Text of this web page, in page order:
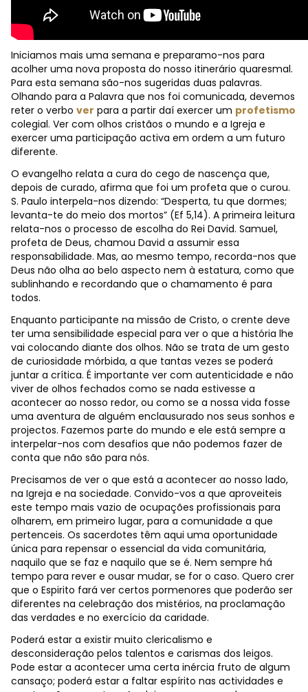
Iniciamos mais uma semana e preparamo-nos para
acolher uma nova proposta do nosso itinerário quaresmal.
Para esta semana são-nos sugeridas duas palavras.
Olhando para a Palavra que nos foi comunicada, devemos
reter o verbo ver para a partir daí exercer um profetismo
colegial. Ver com olhos cristãos o mundo e a Igreja e
exercer uma participação activa em ordem a um futuro
diferente.
O evangelho relata a cura do cego de nascença que,
depois de curado, afirma que foi um profeta que o curou.
S. Paulo interpela-nos dizendo: “Desperta, tu que dormes;
levanta-te do meio dos mortos” (Ef 5,14). A primeira leitura
relata-nos o processo de escolha do Rei David. Samuel,
profeta de Deus, chamou David a assumir essa
responsabilidade. Mas, ao mesmo tempo, recorda-nos que
Deus não olha ao belo aspecto nem à estatura, como que
sublinhando e recordando que o chamamento é para
todos.
Enquanto participante na missão de Cristo, o crente deve
ter uma sensibilidade especial para ver o que a história lhe
vai colocando diante dos olhos. Não se trata de um gesto
de curiosidade mórbida, a que tantas vezes se poderá
juntar a crítica. É importante ver com autenticidade e não
viver de olhos fechados como se nada estivesse a
acontecer ao nosso redor, ou como se a nossa vida fosse
uma aventura de alguém enclausurado nos seus sonhos e
projectos. Fazemos parte do mundo e ele está sempre a
interpelar-nos com desafios que não podemos fazer de
conta que não são para nós.
Precisamos de ver o que está a acontecer ao nosso lado,
na Igreja e na sociedade. Convido-vos a que aproveiteis
este tempo mais vazio de ocupações profissionais para
olharem, em primeiro lugar, para a comunidade a que
pertenceis. Os sacerdotes têm aqui uma oportunidade
única para repensar o essencial da vida comunitária,
naquilo que se faz e naquilo que se é. Nem sempre há
tempo para rever e ousar mudar, se for o caso. Quero crer
que o Espirito fará ver certos pormenores que poderão ser
diferentes na celebração dos mistérios, na proclamação
das verdades e no exercício da caridade.
Poderá estar a existir muito clericalismo e
desconsideração pelos talentos e carismas dos leigos.
Pode estar a acontecer uma certa inércia fruto de algum
cansaço; poderá estar a faltar espírito nas actividades e